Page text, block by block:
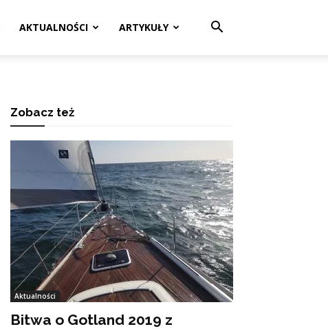
AKTUALNOŚCI ARTYKUŁY
Zobacz też
Aktualności
Bitwa o Gotland 2019 z